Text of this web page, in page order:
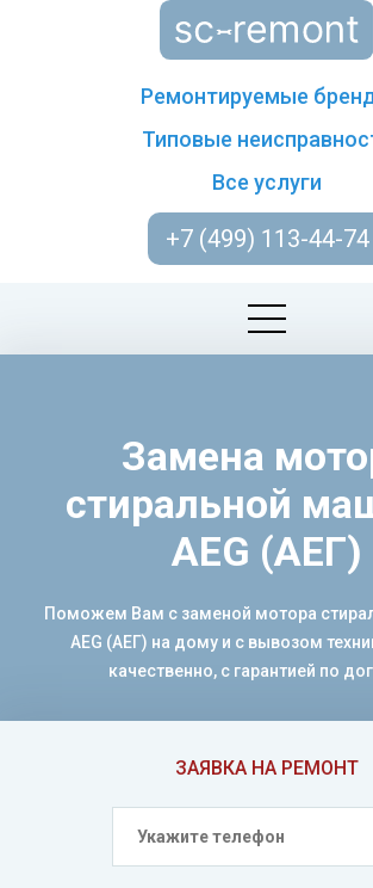
Ремонтируемые
Типовые
Все услуги
+7 (499) 113-44-74
ЗАЯВКА НА РЕМОНТ
Замена
стиральной
AEG (АЕГ)
Поможем Вам с заменой мотора
AEG (АЕГ) на дому и с вывозом
качественно, с гарантией по